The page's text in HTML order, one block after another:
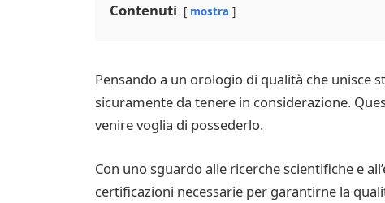
Contenuti mostra
Pensando a un orologio di qualità che unisce
sicuramente da tenere in considerazione.
venire voglia di possederlo.
Con uno sguardo alle ricerche scientifiche e
certificazioni necessarie per garantirne la